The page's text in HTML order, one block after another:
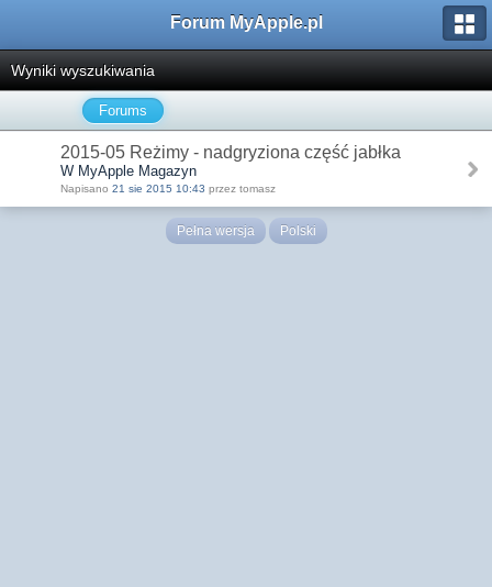
Forum MyApple.pl
Wyniki wyszukiwania
Forums
2015-05 Reżimy - nadgryziona część jabłka
W MyApple Magazyn
Napisano 21 sie 2015 10:43 przez tomasz
Pełna wersja Polski